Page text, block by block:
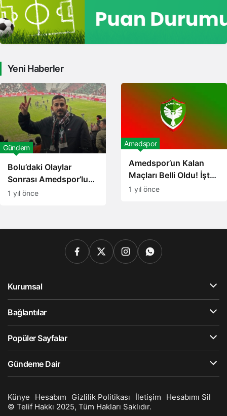
Yeni Haberler
Bolu’daki Olaylar
Sonrası Amedspor’lu
Taraftar Tutuklu
Gündem
1 yıl önce
Amedspor’un Kalan
Maçları Belli Oldu! İşte
Fikstür
Amedspor
1 yıl önce
Kurumsal
Bağlantılar
Popüler Sayfalar
Gündeme Dair
Künye Hesabım Gizlilik Politikası İletişim
Hesabımı Sil
© Telif Hakkı 2025, Tüm Hakları Saklıdır.